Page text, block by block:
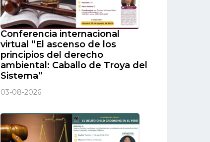
Conferencia internacional
virtual “El ascenso de los
principios del derecho
ambiental: Caballo de Troya del
Sistema”
03-08-2026